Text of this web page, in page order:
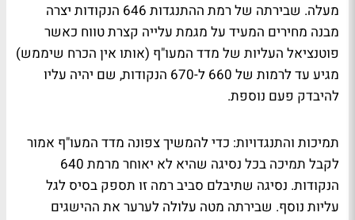
מעלה. שבירתה של רמת ההתנגדות 646 הנקודות יצרה
מבנה מחירים המעיד על מגמת עלייה קצרת טווח כאשר
פוטנציאל העליות של מדד המעו"ף (אותו אין הכרח שיממש)
מגיע עד לרמות של 660 ל-670 הנקודות, שם יהיה עליו
להיבדק פעם נוספת.
תמיכות והתנגדויות: כדי להמשיך צפונה מדד המעו"ף אמור
לקבל תמיכה בכל נסיגה שהיא לא יאוחר מרמת 640
הנקודות. נסיגה שתיבלם סביב רמה זו תספק בסיס לגל
עליות נוסף. שבירתה מטה עלולה לערער את ההישגים